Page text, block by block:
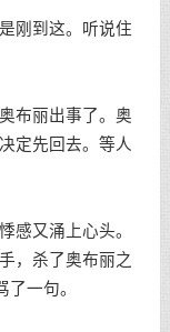
刚到这。听说住
布丽出事了。奥
定先回去。等人
又涌上心头。
，杀了奥布丽之
了一句。